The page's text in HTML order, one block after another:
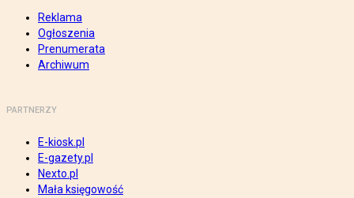
Reklama
Ogłoszenia
Prenumerata
Archiwum
PARTNERZY
E-kiosk.pl
E-gazety.pl
Nexto.pl
Mała księgowość